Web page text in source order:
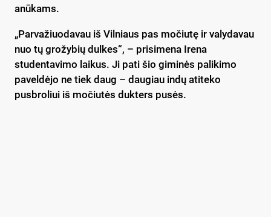
anūkams.
„Parvažiuodavau iš Vilniaus pas močiutę ir valydavau
nuo tų grožybių dulkes“, – prisimena Irena
studentavimo laikus. Ji pati šio giminės palikimo
paveldėjo ne tiek daug – daugiau indų atiteko
pusbroliui iš močiutės dukters pusės.